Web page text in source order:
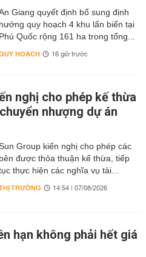
Giang quyết định bổ sung định
hướng quy hoạch 4 khu lấn biển tại
Phú Quốc rộng 161 ha trong tổng...
HOẠCH 16 giờ trước
nghị cho phép kế thừa
nhượng dự án
Group kiến nghị cho phép các
bên được thỏa thuận kế thừa, tiếp
thực hiện các nghĩa vụ tài...
TRƯỜNG 14:54 | 07/08/2026
hạn không phải hết giá